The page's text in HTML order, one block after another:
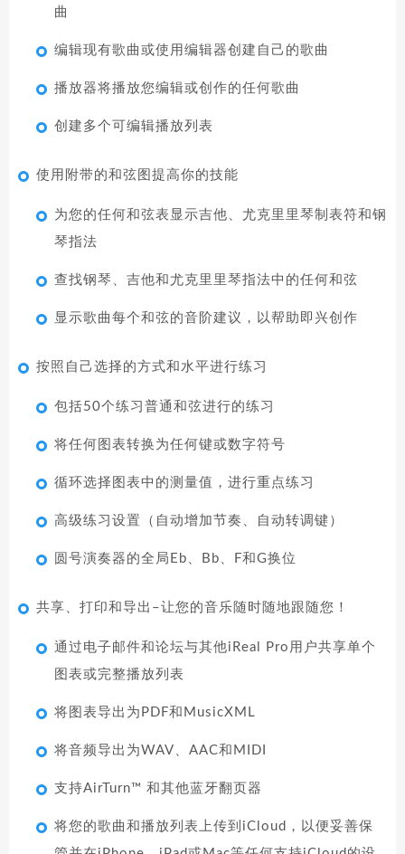
曲
编辑现有歌曲或使用编辑器创建自己的歌曲
播放器将播放您编辑或创作的任何歌曲
创建多个可编辑播放列表
使用附带的和弦图提高你的技能
为您的任何和弦表显示吉他、尤克里里琴制表符和钢
琴指法
查找钢琴、吉他和尤克里里琴指法中的任何和弦
显示歌曲每个和弦的音阶建议，以帮助即兴创作
按照自己选择的方式和水平进行练习
包括50个练习普通和弦进行的练习
将任何图表转换为任何键或数字符号
循环选择图表中的测量值，进行重点练习
高级练习设置（自动增加节奏、自动转调键）
圆号演奏器的全局Eb、Bb、F和G换位
共享、打印和导出–让您的音乐随时随地跟随您！
通过电子邮件和论坛与其他iReal Pro用户共享单个
图表或完整播放列表
将图表导出为PDF和MusicXML
将音频导出为WAV、AAC和MIDI
支持AirTurn™ 和其他蓝牙翻页器
将您的歌曲和播放列表上传到iCloud，以便妥善保